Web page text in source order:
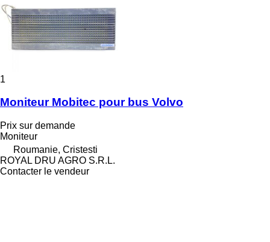
1
Moniteur Mobitec pour bus Volvo
Prix sur demande
Moniteur
Roumanie, Cristesti
ROYAL DRU AGRO S.R.L.
Contacter le vendeur